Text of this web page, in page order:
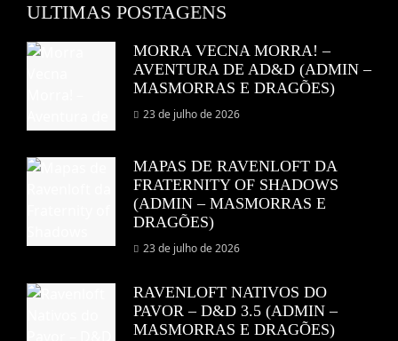
ULTIMAS POSTAGENS
MORRA VECNA MORRA! –
AVENTURA DE AD&D (ADMIN –
MASMORRAS E DRAGÕES)
23 de julho de 2026
MAPAS DE RAVENLOFT DA
FRATERNITY OF SHADOWS
(ADMIN – MASMORRAS E
DRAGÕES)
23 de julho de 2026
RAVENLOFT NATIVOS DO
PAVOR – D&D 3.5 (ADMIN –
MASMORRAS E DRAGÕES)